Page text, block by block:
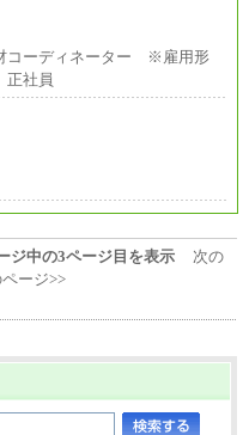
コーディネーター ※雇用形
正社員
ジ中の3ページ目を表示
次の
ージ>>